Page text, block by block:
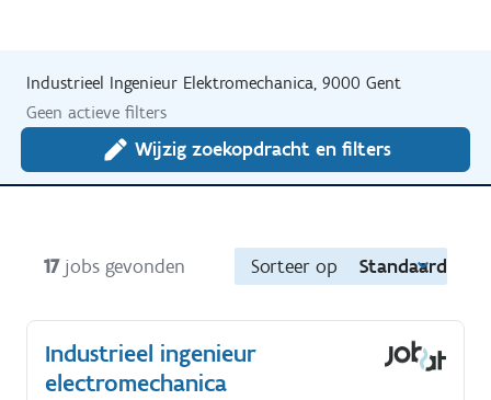
Industrieel Ingenieur Elektromechanica, 9000 Gent
Geen actieve filters
Wijzig zoekopdracht en filters
17 jobs gevonden Sorteer op Standaard
Industrieel ingenieur
electromechanica